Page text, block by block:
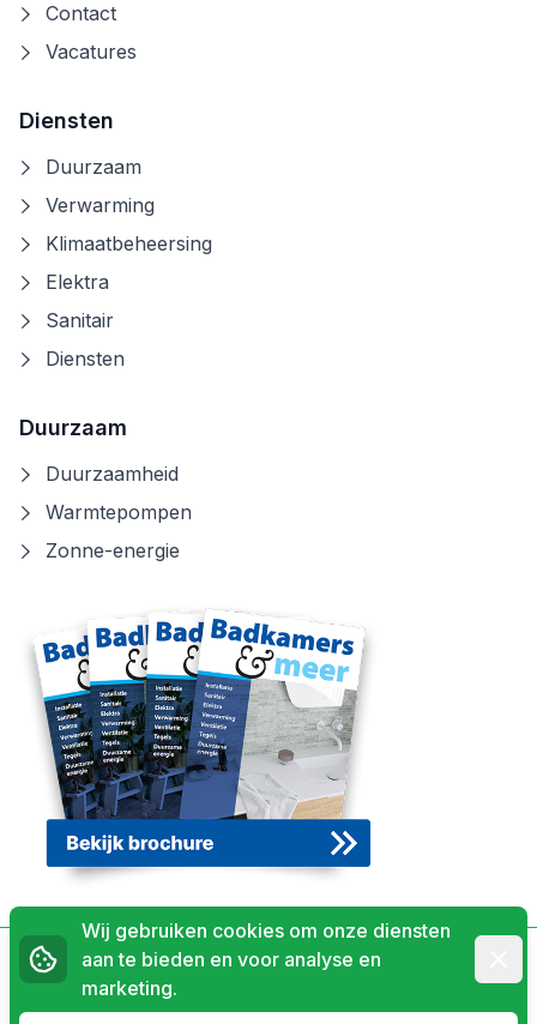
Contact
Vacatures
Diensten
Duurzaam
Verwarming
Klimaatbeheersing
Elektra
Sanitair
Diensten
Duurzaam
Duurzaamheid
Warmtepompen
Zonne-energie
Privacyverklaring
© 2026 Kruisselbrink Installaties
Wij gebruiken cookies om onze diensten
aan te bieden en voor analyse en
marketing.